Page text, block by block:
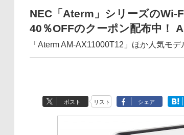
NEC「Aterm」シリーズのWi-
40％OFFのクーポン配布中！
「Aterm AM-AX11000T12」ほか人気モデ
ポスト リスト シェア